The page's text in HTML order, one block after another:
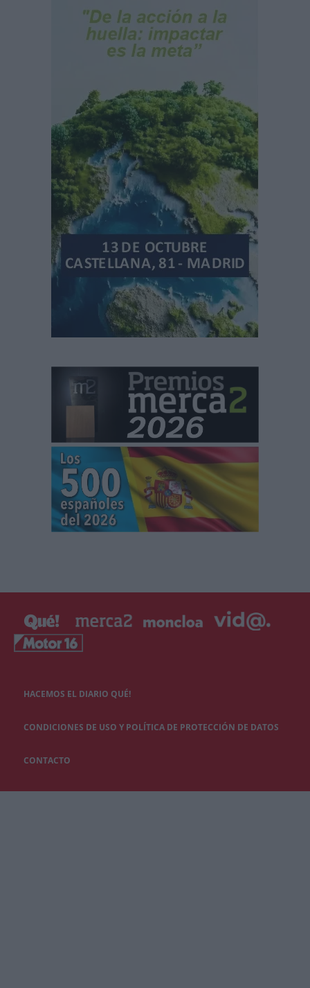
HACEMOS EL DIARIO QUÉ!
CONDICIONES DE USO Y POLÍTICA DE PROTECCIÓN DE DATOS
CONTACTO